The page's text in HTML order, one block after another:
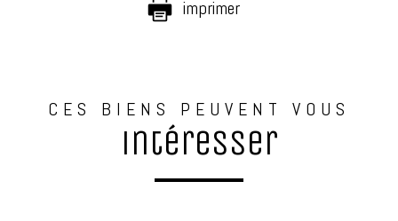
imprimer
CES BIENS PEUVENT VOUS
intéresser